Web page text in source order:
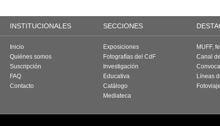
INSTITUCIONALES SECCIONES
Inicio
Quiénes somos
Suscripción
FAQ
Contacto
Exposiciones
Fotografías del CdF
Investigación
Educativa
Catálogo
Mediateca
MUFF,
Canal
Líneas